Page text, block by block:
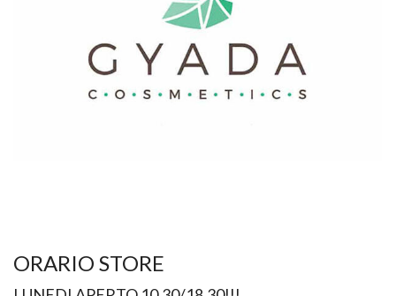
ORARIO STORE